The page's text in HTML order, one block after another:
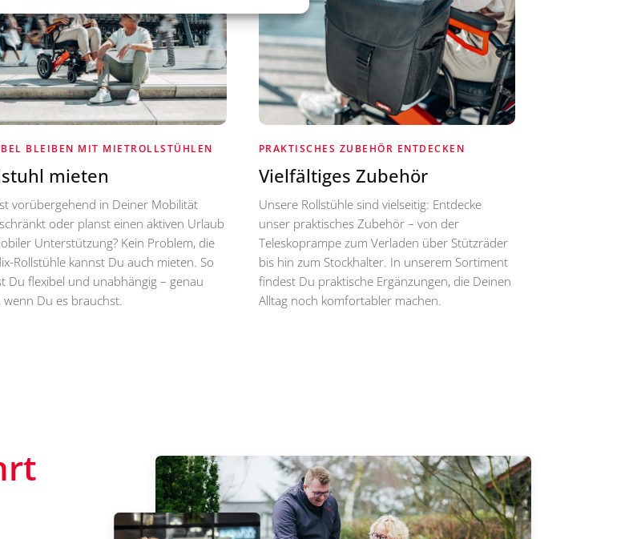
BLEIBEN MIT MIETROLLSTÜHLEN
mieten
vorübergehend in Deiner Mobilität
oder planst einen aktiven Urlaub
Unterstützung? Kein Problem, die
Rollstühle kannst Du auch mieten. So
Du flexibel und unabhängig – genau
wenn Du es brauchst.
PRAKTISCHES ZUBEHÖR ENTDECKEN
Vielfältiges Zubehör
Unsere Rollstühle sind vielseitig: Entdecke
unser praktisches Zubehör – von der
Teleskoprampe zum Verladen über Stützräder
bis hin zum Stockhalter. In unserem Sortiment
findest Du praktische Ergänzungen, die Deinen
Alltag noch komfortabler machen.